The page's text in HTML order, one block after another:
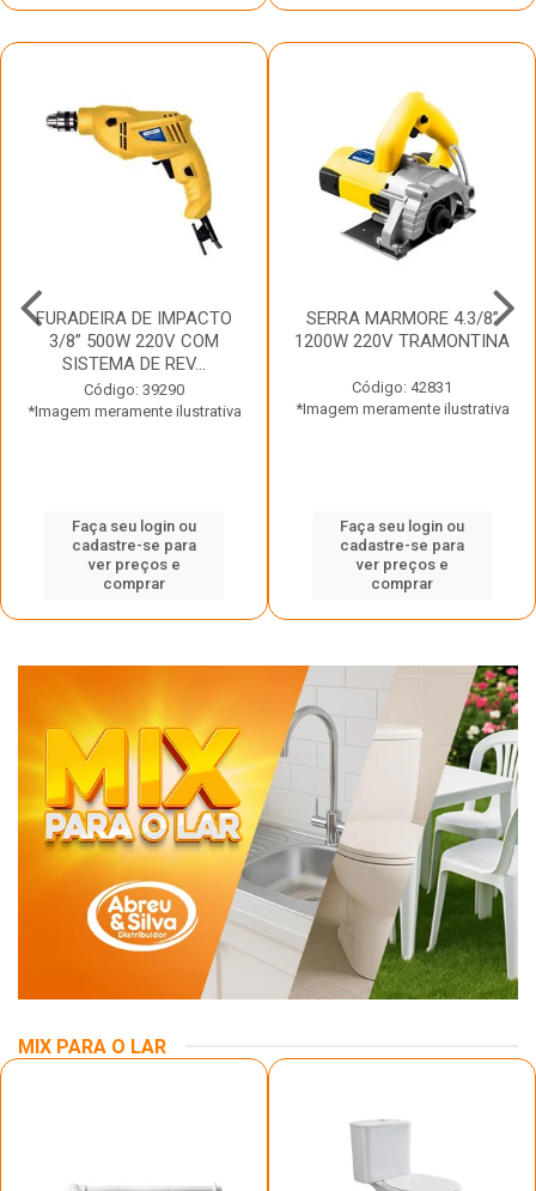
FURADEIRA DE IMPACTO
3/8” 500W 220V COM
SISTEMA DE REV...
Código: 39290
*Imagem meramente ilustrativa
Faça seu login ou
cadastre-se para
ver preços e
comprar
SERRA MARMORE 4.3/8”
1200W 220V TRAMONTINA
Código: 42831
*Imagem meramente ilustrativa
Faça seu login ou
cadastre-se para
ver preços e
comprar
MIX PARA O LAR